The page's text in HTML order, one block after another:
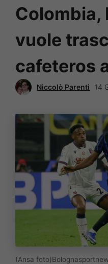
Colombia,
vuole
cafeteros
Niccolò Parenti 14
(Ansa